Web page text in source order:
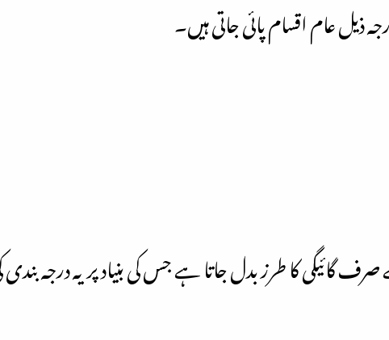
ذیل عام اقسام پائی جاتی ہیں۔
گائیگی کا طرز بدل جاتا ہے جس کی بنیاد پر یہ درجہ